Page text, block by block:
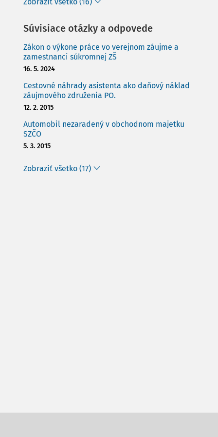
Súvisiace otázky a odpovede
Zákon o výkone práce vo verejnom záujme a
zamestnanci súkromnej ZŠ
16. 5. 2024
Cestovné náhrady asistenta ako daňový náklad
záujmového združenia PO.
12. 2. 2015
Automobil nezaradený v obchodnom majetku
SZČO
5. 3. 2015
Zobraziť všetko (17)